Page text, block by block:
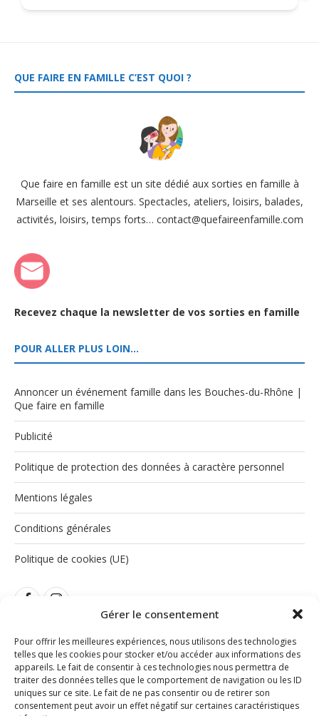
Gérer le consentement
Pour offrir les meilleures expériences, nous utilisons des technologies
telles que les cookies pour stocker et/ou accéder aux informations des
appareils. Le fait de consentir à ces technologies nous permettra de
traiter des données telles que le comportement de navigation ou les ID
uniques sur ce site. Le fait de ne pas consentir ou de retirer son
consentement peut avoir un effet négatif sur certaines caractéristiques
QUE FAIRE EN FAMILLE C’EST QUOI ?
Que faire en famille est un site dédié aux sorties en famille à
Marseille et ses alentours. Spectacles, ateliers, loisirs, balades,
activités, loisirs, temps forts… contact@quefaireenfamille.com
Recevez chaque la newsletter de vos sorties en famille
POUR ALLER PLUS LOIN…
Annoncer un événement famille dans les Bouches-du-Rhône |
Que faire en famille
Publicité
Politique de protection des données à caractère personnel
Mentions légales
Conditions générales
Politique de cookies (UE)
INSTAGRAM